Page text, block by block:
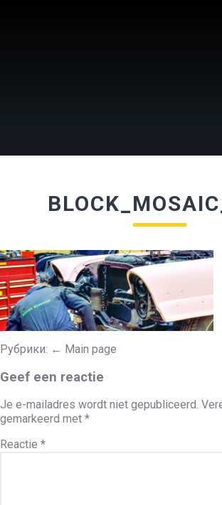
Рубрики: ← Main page
Geef een reactie
Je e-mailadres wordt niet gepubliceerd.
gemarkeerd met *
Reactie *